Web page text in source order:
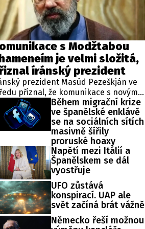
s Modžtabou
je velmi složitá,
íránský prezident
prezident Masúd Pezeškján ve
přiznal, že komunikace s novým
vůdcem Modžtabou
je v současné době velmi
Hlavní představitel země se totiž
svého nástupu do funkce na
neukázal, k čemuž přispělo
zranění z nedávného americko-
úderu, při němž zahynul
otec.
Během migrační krize
ve španělské enklávě
se na sociálních sítích
masivně šířily
proruské hoaxy
Napětí mezi Itálií a
Španělskem se dál
vyostřuje
UFO zůstává
konspirací. UAP ale
svět začíná brát vážně
Německo řeší možnou